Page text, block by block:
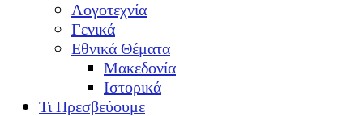
Λογοτεχνία
Γενικά
Εθνικά Θέματα
Μακεδονία
Ιστορικά
Τι Πρεσβεύουμε